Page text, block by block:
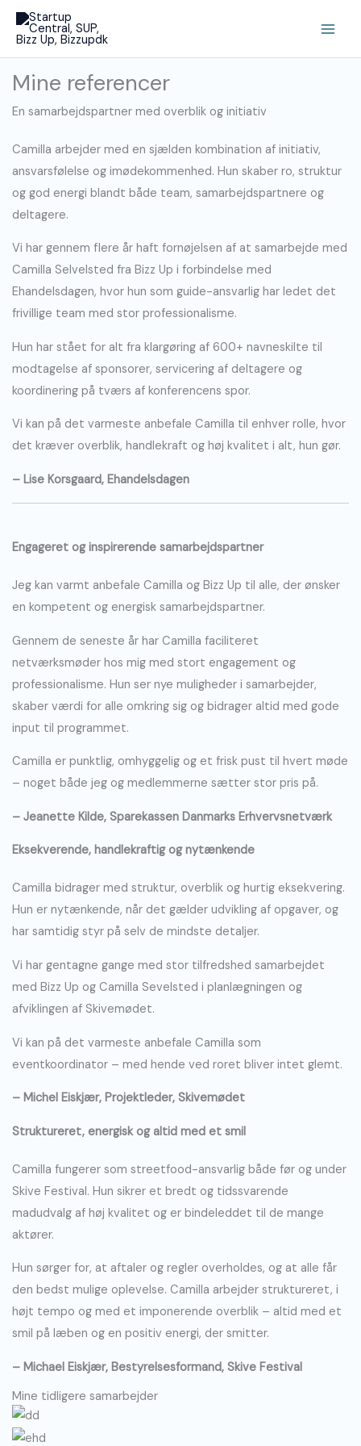
indholdet
Mine referencer
En samarbejdspartner med overblik og initiativ
Camilla arbejder med en sjælden kombination af initiativ,
ansvarsfølelse og imødekommenhed. Hun skaber ro, struktur
og god energi blandt både team, samarbejdspartnere og
deltagere.
Vi har gennem flere år haft fornøjelsen af at samarbejde med
Camilla Selvelsted fra Bizz Up i forbindelse med
Ehandelsdagen, hvor hun som guide-ansvarlig har ledet det
frivillige team med stor professionalisme.
Hun har stået for alt fra klargøring af 600+ navneskilte til
modtagelse af sponsorer, servicering af deltagere og
koordinering på tværs af konferencens spor.
Vi kan på det varmeste anbefale Camilla til enhver rolle, hvor
det kræver overblik, handlekraft og høj kvalitet i alt, hun gør.
– Lise Korsgaard, Ehandelsdagen
Engageret og inspirerende samarbejdspartner
Jeg kan varmt anbefale Camilla og Bizz Up til alle, der ønsker
en kompetent og energisk samarbejdspartner.
Gennem de seneste år har Camilla faciliteret
netværksmøder hos mig med stort engagement og
professionalisme. Hun ser nye muligheder i samarbejder,
skaber værdi for alle omkring sig og bidrager altid med gode
input til programmet.
Camilla er punktlig, omhyggelig og et frisk pust til hvert møde
– noget både jeg og medlemmerne sætter stor pris på.
– Jeanette Kilde, Sparekassen Danmarks Erhvervsnetværk
Eksekverende, handlekraftig og nytænkende
Camilla bidrager med struktur, overblik og hurtig eksekvering.
Hun er nytænkende, når det gælder udvikling af opgaver, og
har samtidig styr på selv de mindste detaljer.
Vi har gentagne gange med stor tilfredshed samarbejdet
med Bizz Up og Camilla Sevelsted i planlægningen og
afviklingen af Skivemødet.
Vi kan på det varmeste anbefale Camilla som
eventkoordinator – med hende ved roret bliver intet glemt.
– Michel Eiskjær, Projektleder, Skivemødet
Struktureret, energisk og altid med et smil
Camilla fungerer som streetfood-ansvarlig både før og under
Skive Festival. Hun sikrer et bredt og tidssvarende
madudvalg af høj kvalitet og er bindeleddet til de mange
aktører.
Hun sørger for, at aftaler og regler overholdes, og at alle får
den bedst mulige oplevelse. Camilla arbejder struktureret, i
højt tempo og med et imponerende overblik – altid med et
smil på læben og en positiv energi, der smitter.
– Michael Eiskjær, Bestyrelsesformand, Skive Festival
Mine tidligere samarbejder